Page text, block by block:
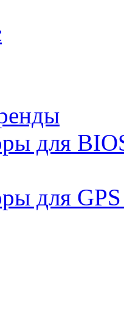
для
для GPS